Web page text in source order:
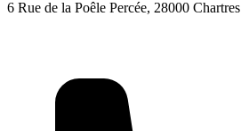
6 Rue de la Poêle Percée, 28000 Chartres